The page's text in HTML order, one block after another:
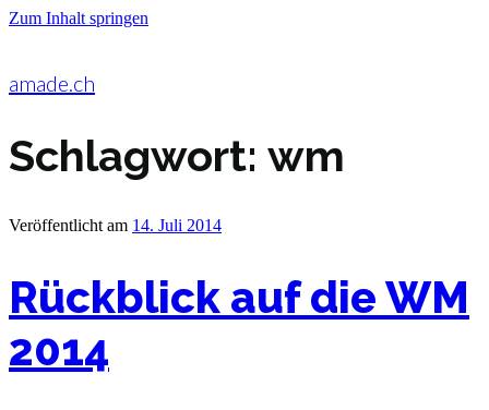
Zum Inhalt springen
amade.ch
Schlagwort: wm
Veröffentlicht am 14. Juli 2014
Rückblick auf die WM
2014